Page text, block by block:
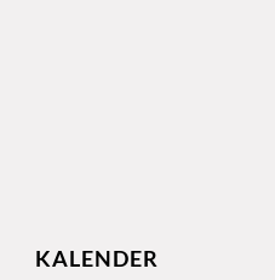
KALENDER